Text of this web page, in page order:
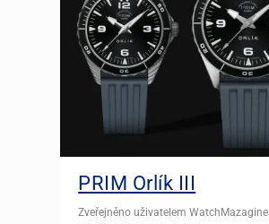
PRIM Orlík III
Zveřejněno uživatelemWatchMazagine